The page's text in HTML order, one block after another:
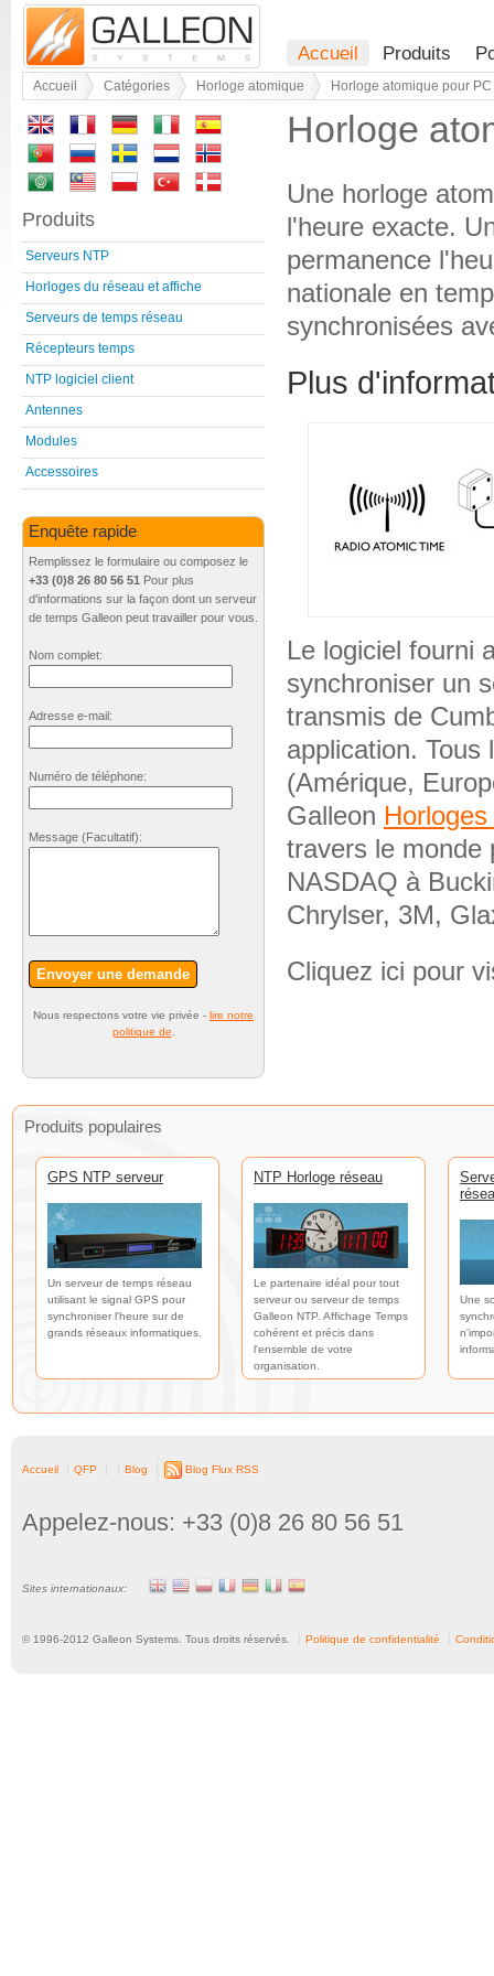
Accueil Produits
Accueil Catégories Horloge atomique Horloge atomique pour PC
Horloge
Une horloge
l'heure exacte.
permanence
nationale en
synchronisées
Plus
Le logiciel fourni
synchroniser un
transmis de
application.
(Amérique,
Galleon
travers le monde
NASDAQ à
Chrylser, 3M,
Cliquez ici pour
Produits
Serveurs NTP
Horloges du réseau et affiche
Serveurs de temps réseau
Récepteurs temps
NTP logiciel client
Antennes
Modules
Accessoires
Enquête rapide
Remplissez le formulaire ou composez le
+33 (0)8 26 80 56 51 Pour plus
d'informations sur la façon dont un serveur
de temps Galleon peut travailler pour vous.
Nom complet:
Adresse e-mail:
Numéro de téléphone:
Message (Facultatif):
Envoyer une demande
Nous respectons votre vie privée - lire notre
politique de.
Produits populaires
GPS NTP serveur
Un serveur de temps réseau
utilisant le signal GPS pour
synchroniser l'heure sur de
grands réseaux informatiques.
NTP Horloge réseau
Le partenaire idéal pour tout
serveur ou serveur de temps
Galleon NTP. Affichage Temps
cohérent et précis dans
l'ensemble de votre
organisation.
Une
Accueil QFP Blog Blog Flux RSS
Appelez-nous: +33 (0)8 26 80 56 51
Sites internationaux:
© 1996-2012 Galleon Systems. Tous droits réservés. Politique de confidentialité